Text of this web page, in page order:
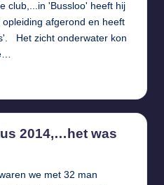
club,...in 'Bussloo' heeft hij
opleiding afgerond en heeft
Het zicht onderwater kon
2014,…het was
we met 32 man